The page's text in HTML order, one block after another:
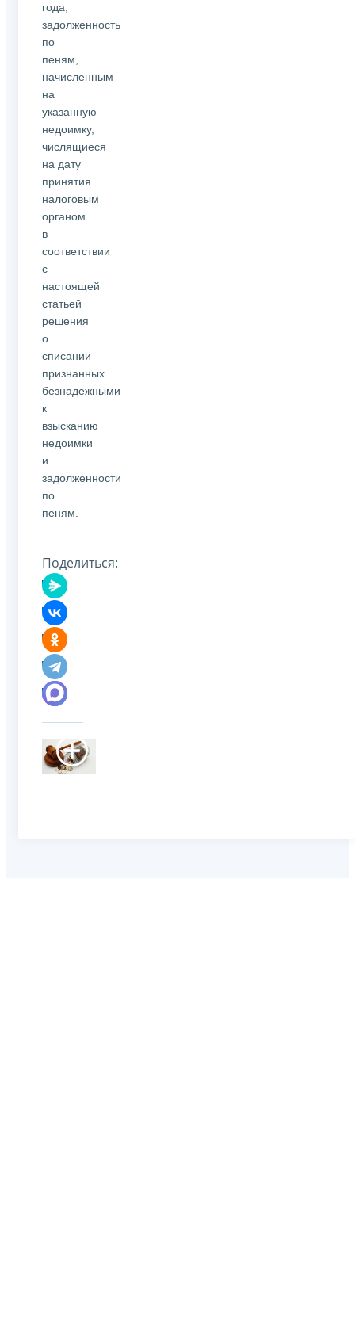
года,
задолженность
по
пеням,
начисленным
на
указанную
недоимку,
числящиеся
на дату
принятия
налоговым
органом
в
соответствии
с
настоящей
статьей
решения
о
списании
признанных
безнадежными
к
взысканию
недоимки
и
задолженности
по
пеням.
Поделиться: